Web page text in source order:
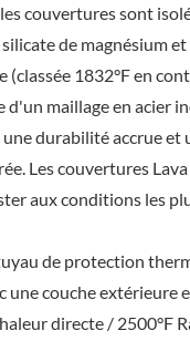
couvertures sont
de magnésium
1832°F en
d'un maillage en acier
durabilité accrue et
Les couvertures
aux conditions les
de protection
une couche extérieure
directe / 2500°F